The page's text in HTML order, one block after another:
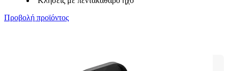
Προβολή προϊόντος